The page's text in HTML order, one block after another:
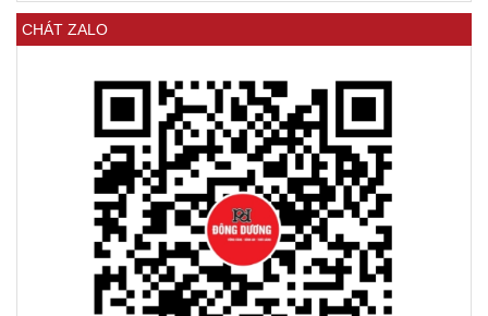
CHÁT ZALO